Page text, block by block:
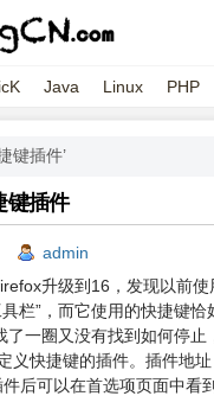
Java Linux PHP
键插件’
键插件
admin
升级到16，发现以前
栏”，而它使用的快捷键
了一圈又没有找到如何停
义快捷键的插件。插件地址
件后可以在首选项页面中看